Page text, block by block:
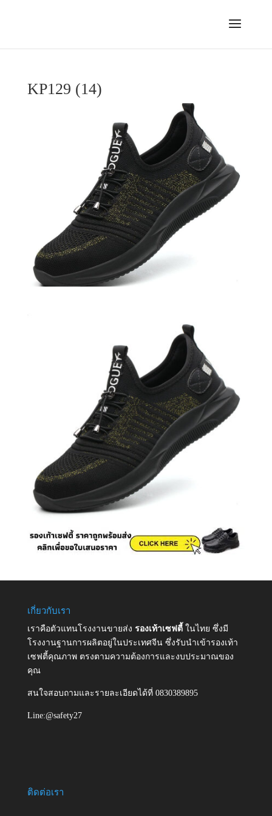
KP129 (14)
เกี่ยวกับเรา
เราคือตัวแทนโรงงานขายส่ง รองเท้าเซฟตี้ ในไทย ซึ่งมี
โรงงานฐานการผลิตอยู่ในประเทศจีน ซึ่งรับนำเข้ารองเท้า
เซฟตี้คุณภาพ ตรงตามความต้องการและงบประมาณของ
คุณ
สนใจสอบถามและรายละเอียดได้ที่ 0830389895
Line:@safety27
ติดต่อเรา